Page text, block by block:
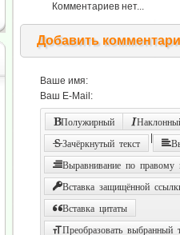
Комментариев нет...
Добавить
Ваше имя:
Ваш E-Mail:
Полужирный
Зачёркнутый текст
Выравнивание по правому
Вставка защищённой
Вставка цитаты
Преобразовать выбранный